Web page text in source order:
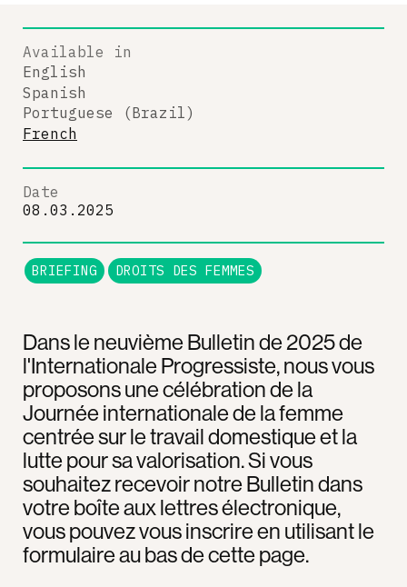
Dans le neuvième Bulletin de 2025 de
l'Internationale Progressiste, nous vous
proposons une célébration de la
Journée internationale de la femme
centrée sur le travail domestique et la
lutte pour sa valorisation. Si vous
souhaitez recevoir notre Bulletin dans
votre boîte aux lettres électronique,
vous pouvez vous inscrire en utilisant le
formulaire au bas de cette page.
Available in
English
Spanish
Portuguese (Brazil)
French
Date
08.03.2025
BRIEFING DROITS DES FEMMES